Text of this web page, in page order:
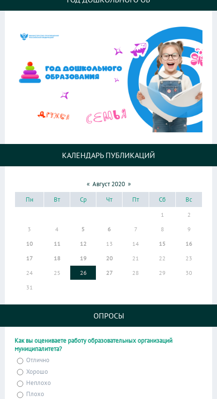
КАЛЕНДАРЬ ПУБЛИКАЦИЙ
« Август 2020 »
Пн
Вт Ср Чт Пт Сб Вс
1
2
3
4 5 6 7 8
9
10
11 12 13 14 15
16
17
18 19 20 21 22
23
24
25 26 27 28 29
30
31
ОПРОСЫ
Как вы оцениваете работу образовательных организаций
муниципалитета?
Отлично
Хорошо
Неплохо
Плохо